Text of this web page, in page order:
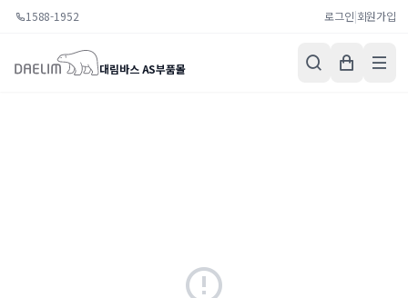
1588-1952 로그인|회원가입
대림바스 AS부품몰